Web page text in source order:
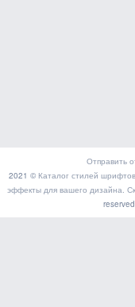
Отправить
2021 © Каталог стилей
эффекты для вашего дизайна.
reserved